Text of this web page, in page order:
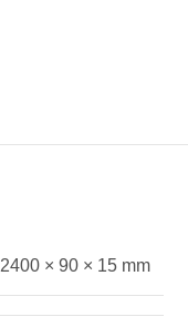
2400 × 90 × 15 mm